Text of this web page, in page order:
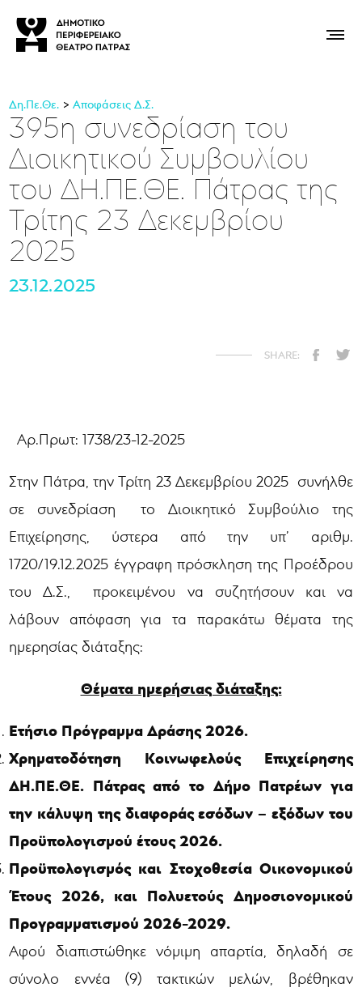
Δη.Πε.Θε. Αποφάσεις Δ.Σ.
395η συνεδρίαση του
Διοικητικού Συμβουλίου
του ΔΗ.ΠΕ.ΘΕ. Πάτρας της
Τρίτης 23 Δεκεμβρίου
2025
23.12.2025
Αρ.Πρωτ: 1738/23-12-2025
Στην Πάτρα, την Τρίτη 23 Δεκεμβρίου 2025 συνήλθε
σε συνεδρίαση
το Διοικητικό Συμβούλιο της
Επιχείρησης, ύστερα από την υπ’ αριθμ.
1720/19.12.2025 έγγραφη πρόσκληση της Προέδρου
του Δ.Σ., προκειμένου να συζητήσουν και να
λάβουν απόφαση για τα παρακάτω θέματα της
ημερησίας διάταξης:
Θέματα ημερήσιας διάταξης:
Ετήσιο Πρόγραμμα Δράσης 2026.
Χρηματοδότηση Κοινωφελούς Επιχείρησης
ΔΗ.ΠΕ.ΘΕ. Πάτρας από το Δήμο Πατρέων για
την κάλυψη της διαφοράς εσόδων – εξόδων του
Προϋπολογισμού έτους 2026.
Προϋπολογισμός και Στοχοθεσία Οικονομικού
Έτους 2026, και Πολυετούς Δημοσιονομικού
Προγραμματισμού 2026-2029.
Αφού διαπιστώθηκε νόμιμη απαρτία, δηλαδή σε
σύνολο εννέα (9) τακτικών μελών, βρέθηκαν